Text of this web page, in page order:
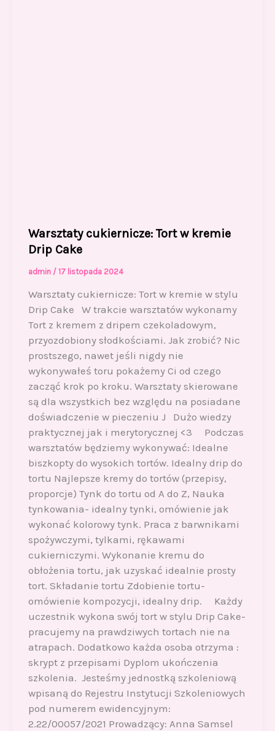
Warsztaty cukiernicze: Tort w kremie
Drip Cake
admin / 17 listopada 2024
Warsztaty cukiernicze: Tort w kremie w stylu
Drip Cake W trakcie warsztatów wykonamy
Tort z kremem z dripem czekoladowym,
przyozdobiony słodkościami. Jak zrobić? Nic
prostszego, nawet jeśli nigdy nie
wykonywałeś toru pokażemy Ci od czego
zacząć krok po kroku. Warsztaty skierowane
są dla wszystkich bez względu na posiadane
doświadczenie w pieczeniu J Dużo wiedzy
praktycznej jak i merytorycznej <3 Podczas
warsztatów będziemy wykonywać: Idealne
biszkopty do wysokich tortów. Idealny drip do
tortu Najlepsze kremy do tortów (przepisy,
proporcje) Tynk do tortu od A do Z, Nauka
tynkowania- idealny tynki, omówienie jak
wykonać kolorowy tynk. Praca z barwnikami
spożywczymi, tylkami, rękawami
cukierniczymi. Wykonanie kremu do
obłożenia tortu, jak uzyskać idealnie prosty
tort. Składanie tortu Zdobienie tortu-
omówienie kompozycji, idealny drip. Każdy
uczestnik wykona swój tort w stylu Drip Cake-
pracujemy na prawdziwych tortach nie na
atrapach. Dodatkowo każda osoba otrzyma :
skrypt z przepisami Dyplom ukończenia
szkolenia. Jesteśmy jednostką szkoleniową
wpisaną do Rejestru Instytucji Szkoleniowych
pod numerem ewidencyjnym:
2.22/00057/2021 Prowadzący: Anna Samsel